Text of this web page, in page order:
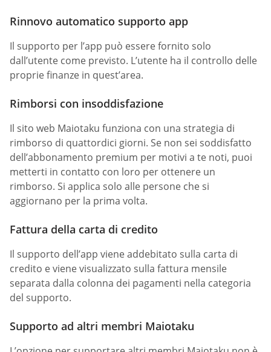
Rinnovo automatico supporto app
Il supporto per l’app può essere fornito solo
dall’utente come previsto. L’utente ha il controllo delle
proprie finanze in quest’area.
Rimborsi con insoddisfazione
Il sito web Maiotaku funziona con una strategia di
rimborso di quattordici giorni. Se non sei soddisfatto
dell’abbonamento premium per motivi a te noti, puoi
metterti in contatto con loro per ottenere un
rimborso. Si applica solo alle persone che si
aggiornano per la prima volta.
Fattura della carta di credito
Il supporto dell’app viene addebitato sulla carta di
credito e viene visualizzato sulla fattura mensile
separata dalla colonna dei pagamenti nella categoria
del supporto.
Supporto ad altri membri Maiotaku